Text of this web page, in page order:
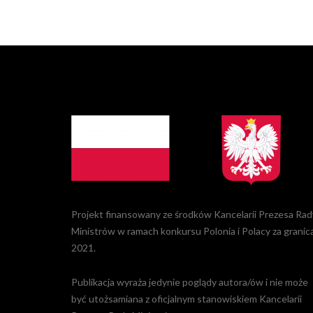
Projekt finansowany ze środków Kancelarii Prezesa
Ministrów w ramach konkursu Polonia i Polacy za
2021.
Publikacja wyraża jedynie poglądy autora/ów i nie może
być utożsamiana z oficjalnym stanowiskiem Kancelarii